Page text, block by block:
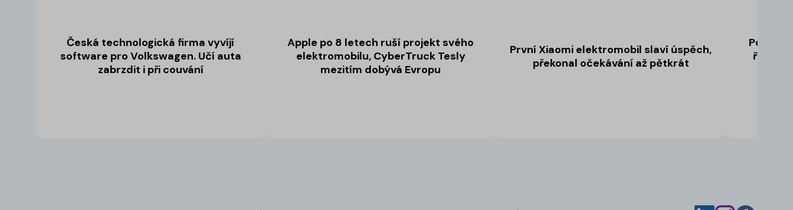
Česká technologická firma vyvíjí
software pro Volkswagen. Učí auta
zabrzdit i při couvání
Apple po 8 letech ruší projekt svého
elektromobilu, CyberTruck Tesly
mezitím dobývá Evropu
První Xiaomi elektromobil slaví úspěch,
překonal očekávání až pětkrát
Pokuty
řízení: